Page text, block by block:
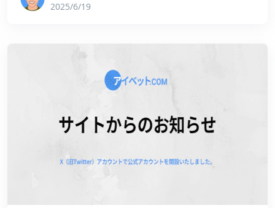
2025/6/19